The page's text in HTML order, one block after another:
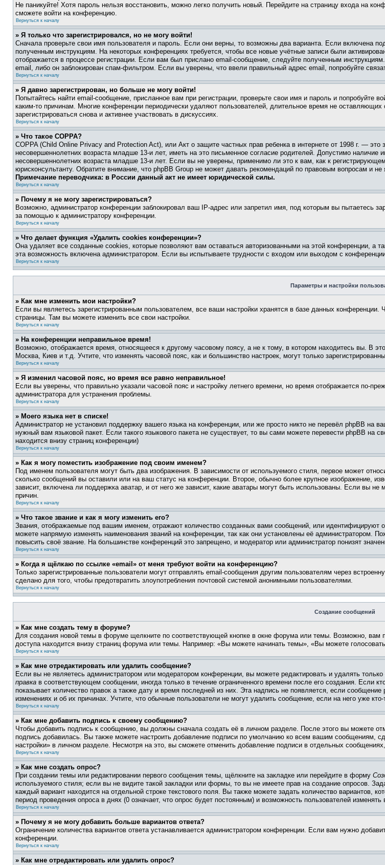
Не паникуйте! Хотя пароль нельзя восстановить, можно легко получить новый. Перейдите на страницу входа на
сможете войти на конференцию.
Вернуться к началу
» Я только что зарегистрировался, но не могу войти!
Сначала проверьте свои имя пользователя и пароль. Если они верны, то возможны два варианта. Если включена
полученным инструкциям. На некоторых конференциях требуется, чтобы все новые учётные записи были
отображается в процессе регистрации. Если вам был прислано email-сообщение, следуйте полученным
email, либо он заблокирован спам-фильтром. Если вы уверены, что ввели правильный адрес email, попробуйте
Вернуться к началу
» Я давно зарегистрирован, но больше не могу войти!
Попытайтесь найти email-сообщение, присланное вам при регистрации, проверьте свои имя и пароль и
каким-то причинам. Многие конференции периодически удаляют пользователей, длительное время не
зарегистрироваться снова и активнее участвовать в дискуссиях.
Вернуться к началу
» Что такое COPPA?
COPPA (Child Online Privacy and Protection Act), или Акт о защите частных прав ребенка в интернете от 1998 г. —
несовершеннолетних возраста младше 13-и лет, иметь на это письменное согласие родителей. Допустимо
несовершеннолетних возраста младше 13-и лет. Если вы не уверены, применимо ли это к вам, как к
юрисконсультанту. Обратите внимание, что phpBB Group не может давать рекомендаций по правовым вопросам и
Примечание переводчика: в России данный акт не имеет юридической силы.
Вернуться к началу
» Почему я не могу зарегистрироваться?
Возможно, администратор конференции заблокировал ваш IP-адрес или запретил имя, под которым вы пытаетесь
за помощью к администратору конференции.
Вернуться к началу
» Что делает функция «Удалить cookies конференции»?
Она удаляет все созданные cookies, которые позволяют вам оставаться авторизованными на этой конференции, а
эта возможность включена администратором. Если вы испытываете трудности с входом или выходом с
Вернуться к началу
Параметры и настройки
» Как мне изменить мои настройки?
Если вы являетесь зарегистрированным пользователем, все ваши настройки хранятся в базе данных
страницы. Там вы можете изменить все свои настройки.
Вернуться к началу
» На конференции неправильное время!
Возможно, отображается время, относящееся к другому часовому поясу, а не к тому, в котором находитесь вы. В
Москва, Киев и т.д. Учтите, что изменять часовой пояс, как и большинство настроек, могут только
Вернуться к началу
» Я изменил часовой пояс, но время все равно неправильное!
Если вы уверены, что правильно указали часовой пояс и настройку летнего времени, но время отображается по-
администратора для устранения проблемы.
Вернуться к началу
» Моего языка нет в списке!
Администратор не установил поддержку вашего языка на конференции, или же просто никто не перевёл phpBB на
нужный вам языковой пакет. Если такого языкового пакета не существует, то вы сами можете перевести phpBB
находится внизу страниц конференции)
Вернуться к началу
» Как я могу поместить изображение под своим именем?
Под именем пользователя могут быть два изображения. В зависимости от используемого стиля, первое может
сколько сообщений вы оставили или на ваш статус на конференции. Второе, обычно более крупное изображение,
зависит, включена ли поддержка аватар, и от него же зависит, какие аватары могут быть использованы. Если вы
причин.
Вернуться к началу
» Что такое звание и как я могу изменить его?
Звания, отображаемые под вашим именем, отражают количество созданных вами сообщений, или идентифицируют
можете напрямую изменять наименования званий на конференции, так как они установлены её администратором.
повысить своё звание. На большинстве конференций это запрещено, и модератор или администратор понизят
Вернуться к началу
» Когда я щёлкаю по ссылке «email» от меня требуют войти на конференцию?
Только зарегистрированные пользователи могут отправлять email-сообщения другим пользователям через
сделано для того, чтобы предотвратить злоупотребления почтовой системой анонимными пользователями.
Вернуться к началу
Создание сообщений
» Как мне создать тему в форуме?
Для создания новой темы в форуме щелкните по соответствующей кнопке в окне форума или темы. Возможно, вам
доступа находится внизу страниц форума или темы. Например: «Вы можете начинать темы», «Вы можете
Вернуться к началу
» Как мне отредактировать или удалить сообщение?
Если вы не являетесь администратором или модератором конференции, вы можете редактировать и удалять
правка в соответствующем сообщении, иногда только в течение ограниченного времени после его создания. Если
показывает количество правок а также дату и время последней из них. Эта надпись не появляется, если
изменениях и об их причинах. Учтите, что обычные пользователи не могут удалить сообщение, если на него уже кто-
Вернуться к началу
» Как мне добавить подпись к своему сообщению?
Чтобы добавить подпись к сообщению, вы должны сначала создать её в личном разделе. После этого вы можете
подпись добавилась. Вы также можете настроить добавление подписи по умолчанию ко всем вашим сообщениям,
настройки» в личном разделе. Несмотря на это, вы сможете отменить добавление подписи в отдельных
Вернуться к началу
» Как мне создать опрос?
При создании темы или редактировании первого сообщения темы, щёлкните на закладке или перейдите в форму
используемого стиля; если вы не видите такой закладки или формы, то вы не имеете прав на создание опросов.
каждый вариант находится на отдельной строке текстового поля. Вы также можете задать количество вариантов,
период проведения опроса в днях (0 означает, что опрос будет постоянным) и возможность пользователей изменять
Вернуться к началу
» Почему я не могу добавить больше вариантов ответа?
Ограничение количества вариантов ответа устанавливается администратором конференции. Если вам нужно
конференции.
Вернуться к началу
» Как мне отредактировать или удалить опрос?